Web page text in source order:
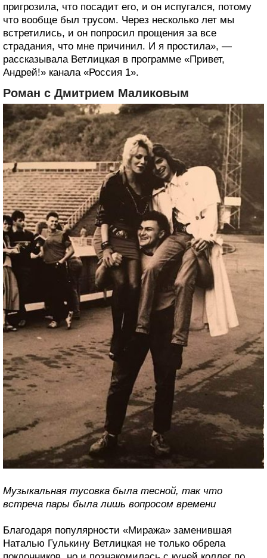
пригрозила, что посадит его, и он испугался, потому
что вообще был трусом. Через несколько лет мы
встретились, и он попросил прощения за все
страдания, что мне причинил. И я простила», —
рассказывала Ветлицкая в программе «Привет,
Андрей!» канала «Россия 1».
Роман с Дмитрием Маликовым
Музыкальная тусовка была тесной, так что
встреча пары была лишь вопросом времени
Благодаря популярности «Миража» заменившая
Наталью Гулькину Ветлицкая не только обрела